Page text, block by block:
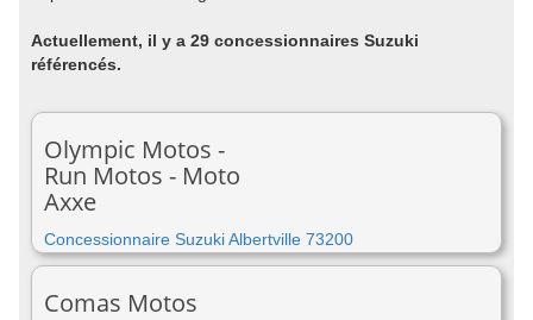
Actuellement, il y a 29 concessionnaires Suzuki
référencés.
Olympic Motos -
Run Motos - Moto
Axxe
Concessionnaire Suzuki Albertville 73200
Comas Motos